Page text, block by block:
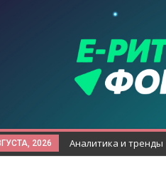
2026 Аналитика и тренды